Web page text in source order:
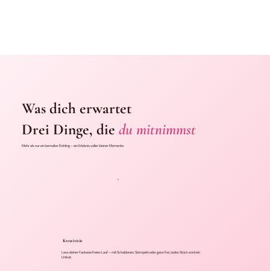
Was dich erwartet
Drei Dinge, diedu mitnimmst
Mehr als nur ein bemalter Rohling – ein Erlebnis voller kleiner Momente.
Kreativität
Lass deiner Fantasie freien Lauf – mit Schablonen, Stempeln oder ganz frei. Jedes Stück wird ein
Unikat.